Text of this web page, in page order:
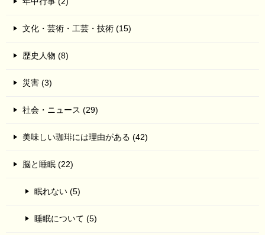
文化・芸術・工芸・技術 (15)
歴史人物 (8)
災害 (3)
社会・ニュース (29)
美味しい珈琲には理由がある (42)
脳と睡眠 (22)
眠れない (5)
睡眠について (5)